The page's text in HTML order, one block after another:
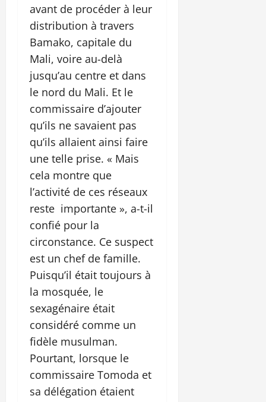
avant de procéder à leur
distribution à travers
Bamako, capitale du
Mali, voire au-delà
jusqu’au centre et dans
le nord du Mali. Et le
commissaire d’ajouter
qu’ils ne savaient pas
qu’ils allaient ainsi faire
une telle prise. « Mais
cela montre que
l’activité de ces réseaux
reste importante », a-t-il
confié pour la
circonstance. Ce suspect
est un chef de famille.
Puisqu’il était toujours à
la mosquée, le
sexagénaire était
considéré comme un
fidèle musulman.
Pourtant, lorsque le
commissaire Tomoda et
sa délégation étaient